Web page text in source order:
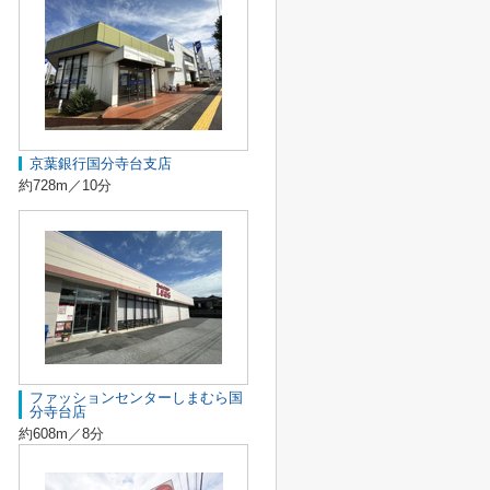
京葉銀行国分寺台支店
約728m／10分
ファッションセンターしまむら国
分寺台店
約608m／8分